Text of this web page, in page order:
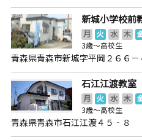
新城小学校前
月 火 水 木
3歳～高校生
青森県青森市新城字平岡２６６－
石江江渡教室
月 火 水 木
3歳～高校生
青森県青森市石江江渡４５‐８